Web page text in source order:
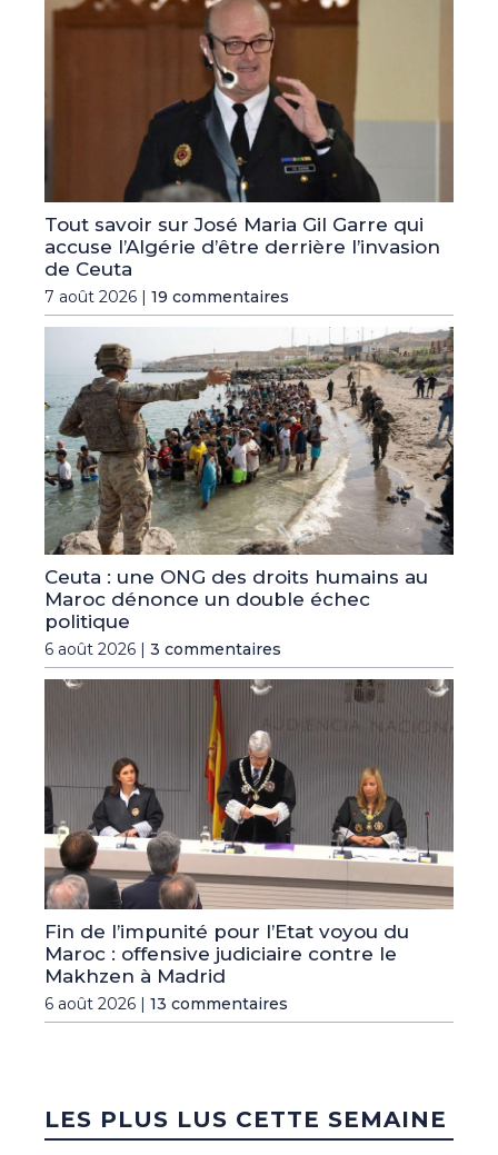
Tout savoir sur José Maria Gil Garre qui
accuse l’Algérie d’être derrière l’invasion
de Ceuta
7 août 2026 | 19 commentaires
Ceuta : une ONG des droits humains au
Maroc dénonce un double échec
politique
6 août 2026 | 3 commentaires
Fin de l’impunité pour l’Etat voyou du
Maroc : offensive judiciaire contre le
Makhzen à Madrid
6 août 2026 | 13 commentaires
LES PLUS LUS CETTE SEMAINE